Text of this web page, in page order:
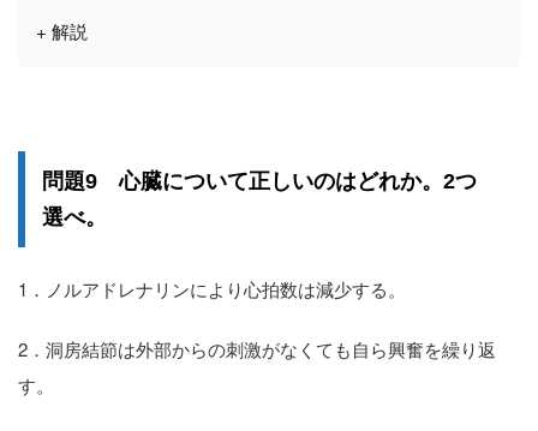
+ 解説
問題9 心臓について正しいのはどれか。2つ
選べ。
1．ノルアドレナリンにより心拍数は減少する。
2．洞房結節は外部からの刺激がなくても自ら興奮を繰り返
す。